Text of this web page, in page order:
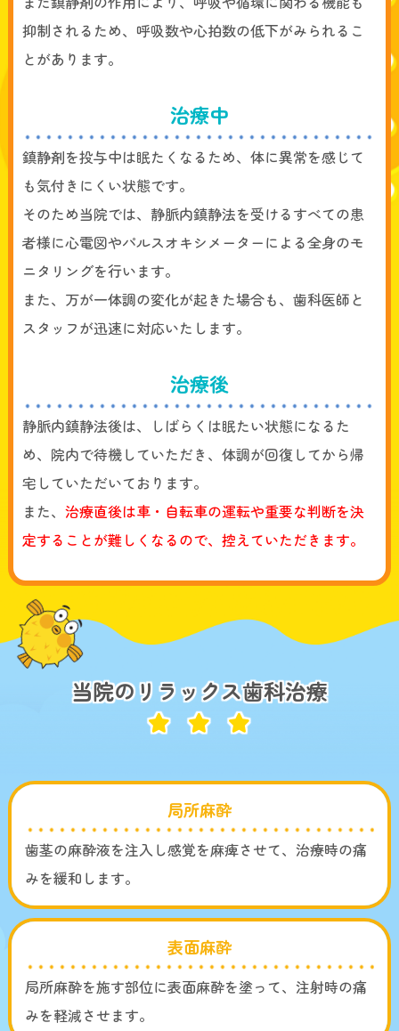
抑制されるため、呼吸数や心拍数の低下がみられるこ
とがあります。
治療中
鎮静剤を投与中は眠たくなるため、体に異常を感じて
も気付きにくい状態です。
そのため当院では、静脈内鎮静法を受けるすべての患
者様に心電図やパルスオキシメーターによる全身のモ
ニタリングを行います。
また、万が一体調の変化が起きた場合も、歯科医師と
スタッフが迅速に対応いたします。
治療後
静脈内鎮静法後は、しばらくは眠たい状態になるた
め、院内で待機していただき、体調が回復してから帰
宅していただいております。
また、 治療直後は車・自転車の運転や重要な判断を決
定することが難しくなるので、控えていただきます。
当院のリラックス歯科治療
局所麻酔
歯茎の麻酔液を注入し感覚を麻痺させて、治療時の痛
みを緩和します。
表面麻酔
局所麻酔を施す部位に表面麻酔を塗って、注射時の痛
みを軽減させます。